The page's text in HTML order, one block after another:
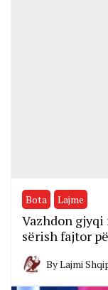
Bota Lajme
Vazhdon
sërish fajtor
ByLajmi